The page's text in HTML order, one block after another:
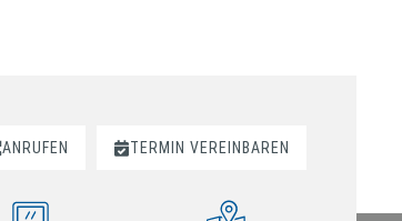
ANRUFEN TERMIN VEREINBAREN